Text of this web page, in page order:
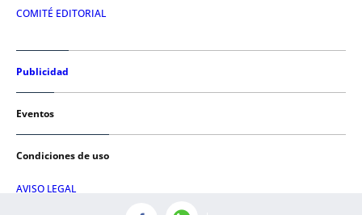
COMITÉ EDITORIAL
Publicidad
Eventos
Condiciones de uso
AVISO LEGAL